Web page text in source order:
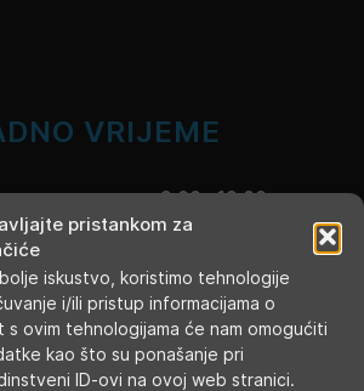
pristankom za
iskustvo, koristimo tehnologije
i/ili pristup informacijama o
s ovim tehnologijama će nam omogućiti
kao što su ponašanje pri
ID-ovi na ovoj web stranici.
VRIJEME
9.00 - 19.00
9.00 - 16.00
9.00 - 16.00